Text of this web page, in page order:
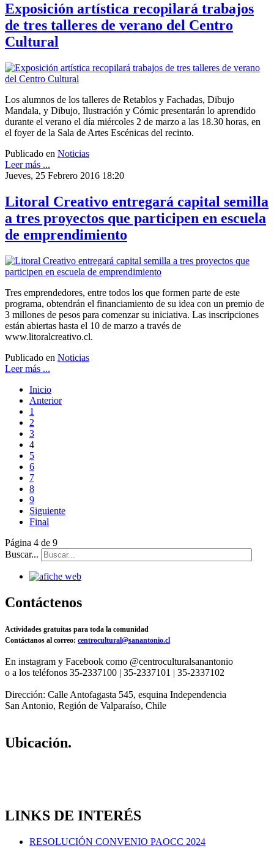
Exposición artística recopilará trabajos
de tres talleres de verano del Centro
Cultural
Los alumnos de los talleres de Retablos y Fachadas, Dibujo
Mandala, y Dibujo, Ilustración y Cómic presentarán lo aprendido
durante el verano el día miércoles 2 de marzo a las 18.30 horas, en
el foyer de la Sala de Artes Escénicas del recinto.
Publicado en Noticias
Leer más ...
Jueves, 25 Febrero 2016 18:20
Litoral Creativo entregará capital semilla
a tres proyectos que participen en escuela
de emprendimiento
Tres emprendedores, entre todos los que formen parte de este
programa, obtendrán el financiamiento de su idea con un premio de
3 millones de pesos para comenzar su iniciativa. Las inscripciones
están abiertas hasta el 10 de marzo a través de
www.litoralcreativo.cl.
Publicado en Noticias
Leer más ...
Inicio
Anterior
1
2
3
4
5
6
7
8
9
Siguiente
Final
Página 4 de 9
Buscar...
Contáctenos
Actividades gratuitas para toda la comunidad
Contáctanos al correo: centrocultural@sanantonio.cl
En instagram y Facebook como @centroculturalsanantonio
o a los teléfonos 35-2337100 | 35-2337101 | 35-2337102
Dirección: Calle Antofagasta 545, esquina Independencia
San Antonio, Región de Valparaíso, Chile
Ubicación.
LINKS DE INTERÉS
RESOLUCIÓN CONVENIO PAOCC 2024